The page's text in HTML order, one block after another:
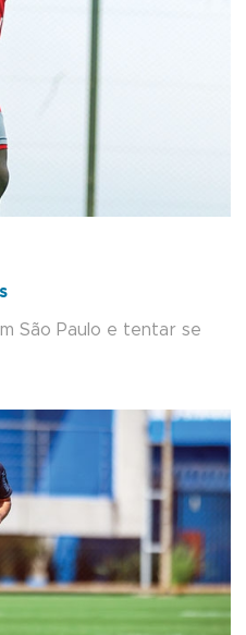
São Paulo e tentar se